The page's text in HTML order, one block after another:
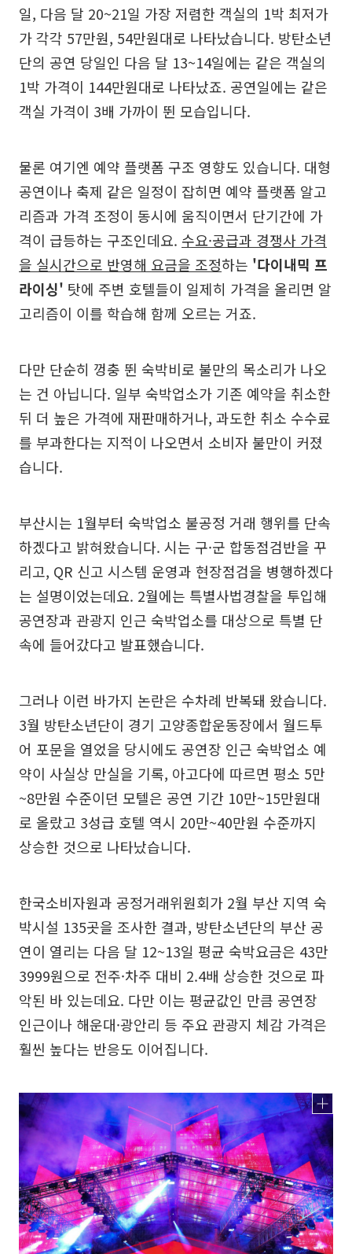
일, 다음 달 20~21일 가장 저렴한 객실의 1박 최저가
가 각각 57만원, 54만원대로 나타났습니다. 방탄소년
단의 공연 당일인 다음 달 13~14일에는 같은 객실의
1박 가격이 144만원대로 나타났죠. 공연일에는 같은
객실 가격이 3배 가까이 뛴 모습입니다.
물론 여기엔 예약 플랫폼 구조 영향도 있습니다. 대형
공연이나 축제 같은 일정이 잡히면 예약 플랫폼 알고
리즘과 가격 조정이 동시에 움직이면서 단기간에 가
격이 급등하는 구조인데요. 수요·공급과 경쟁사 가격
을 실시간으로 반영해 요금을 조정하는 '다이내믹 프
라이싱' 탓에 주변 호텔들이 일제히 가격을 올리면 알
고리즘이 이를 학습해 함께 오르는 거죠.
다만 단순히 껑충 뛴 숙박비로 불만의 목소리가 나오
는 건 아닙니다. 일부 숙박업소가 기존 예약을 취소한
뒤 더 높은 가격에 재판매하거나, 과도한 취소 수수료
를 부과한다는 지적이 나오면서 소비자 불만이 커졌
습니다.
부산시는 1월부터 숙박업소 불공정 거래 행위를 단속
하겠다고 밝혀왔습니다. 시는 구·군 합동점검반을 꾸
리고, QR 신고 시스템 운영과 현장점검을 병행하겠다
는 설명이었는데요. 2월에는 특별사법경찰을 투입해
공연장과 관광지 인근 숙박업소를 대상으로 특별 단
속에 들어갔다고 발표했습니다.
그러나 이런 바가지 논란은 수차례 반복돼 왔습니다.
3월 방탄소년단이 경기 고양종합운동장에서 월드투
어 포문을 열었을 당시에도 공연장 인근 숙박업소 예
약이 사실상 만실을 기록, 아고다에 따르면 평소 5만
~8만원 수준이던 모텔은 공연 기간 10만~15만원대
로 올랐고 3성급 호텔 역시 20만~40만원 수준까지
상승한 것으로 나타났습니다.
한국소비자원과 공정거래위원회가 2월 부산 지역 숙
박시설 135곳을 조사한 결과, 방탄소년단의 부산 공
연이 열리는 다음 달 12~13일 평균 숙박요금은 43만
3999원으로 전주·차주 대비 2.4배 상승한 것으로 파
악된 바 있는데요. 다만 이는 평균값인 만큼 공연장
인근이나 해운대·광안리 등 주요 관광지 체감 가격은
훨씬 높다는 반응도 이어집니다.